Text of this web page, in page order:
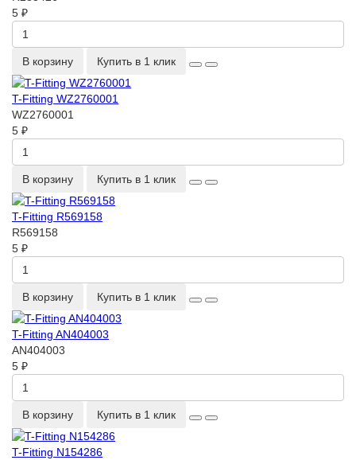
5 ₽
В корзину Купить в 1 клик
T-Fitting WZ2760001
WZ2760001
5 ₽
В корзину Купить в 1 клик
T-Fitting R569158
R569158
5 ₽
В корзину Купить в 1 клик
T-Fitting AN404003
AN404003
5 ₽
В корзину Купить в 1 клик
T-Fitting N154286